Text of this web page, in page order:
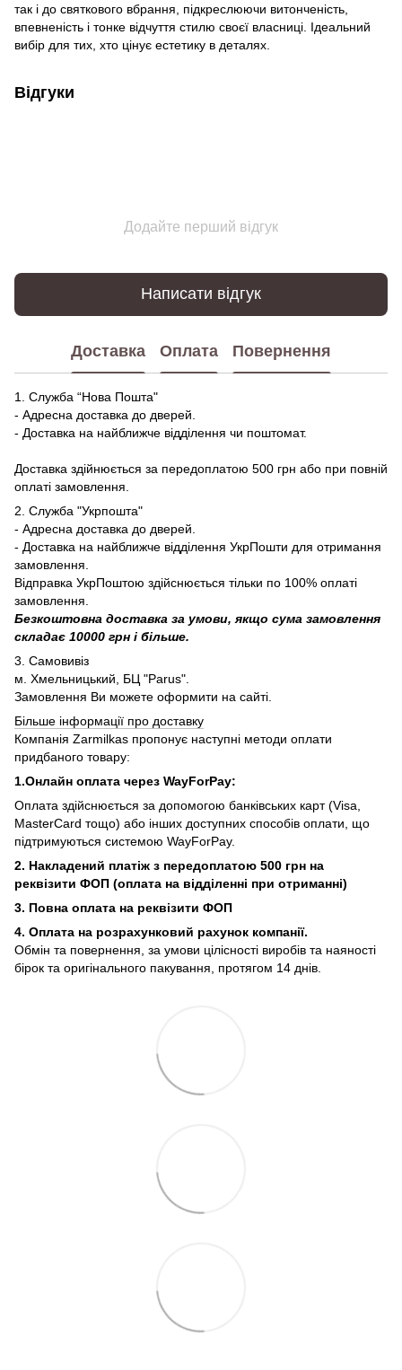
так і до святкового вбрання, підкреслюючи витонченість,
впевненість і тонке відчуття стилю своєї власниці. Ідеальний
вибір для тих, хто цінує естетику в деталях.
Відгуки
Додайте перший відгук
Написати відгук
Доставка Оплата Повернення
1. Служба “Нова Пошта"
- Адресна доставка до дверей.
- Доставка на найближче відділення чи поштомат.
Доставка здійнюється за передоплатою 500 грн або при повній
оплаті замовлення.
2. Служба "Укрпошта"
- Адресна доставка до дверей.
- Доставка на найближче відділення УкрПошти для отримання
замовлення.
Відправка УкрПоштою здійснюється тільки по 100% оплаті
замовлення.
Безкоштовна доставка за умови, якщо сума замовлення
складає 10000 грн і більше.
3. Самовивіз
м. Хмельницький, БЦ "Parus".
Замовлення Ви можете оформити на сайті.
Більше інформації про доставку
Компанія Zarmilkas пропонує наступні методи оплати
придбаного товару:
1.Онлайн оплата через WayForPay:
Оплата здійснюється за допомогою банківських карт (Visa,
MasterCard тощо) або інших доступних способів оплати, що
підтримуються системою WayForPay.
2. Накладений платіж з передоплатою 500 грн на
реквізити ФОП (оплата на відділенні при отриманні)
3. Повна оплата на реквізити ФОП
4. Оплата на розрахунковий рахунок компанії.
Обмін та повернення, за умови цілісності виробів та наяності
бірок та оригінального пакування, протягом 14 днів.